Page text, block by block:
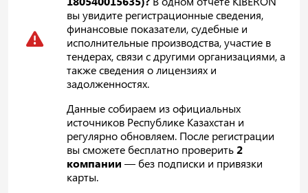
вы увидите регистрационные сведения,
финансовые показатели, судебные и
исполнительные производства, участие в
тендерах, связи с другими организациями, а
также сведения о лицензиях и
задолженностях.
Данные собираем из официальных
источников Республике Казахстан и
регулярно обновляем. После регистрации
вы сможете бесплатно проверить2
компании — без подписки и привязки
карты.